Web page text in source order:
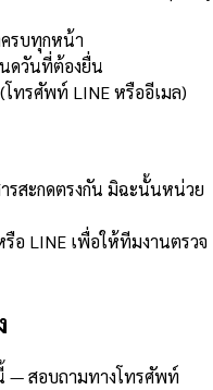
รบทุกหน้า
ดวันที่ต้องยื่น
ทรศัพท์ LINE หรืออีเมล)
รสะกดตรงกัน มิฉะนั้นหน่วย
อ LINE เพื่อให้ทีมงานตรวจ
— สอบถามทางโทรศัพท์